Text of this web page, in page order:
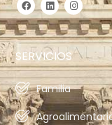
SERVICIOS
Familia